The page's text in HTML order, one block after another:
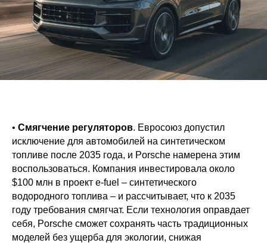
• Смягчение регуляторов. Евросоюз допустил
исключение для автомобилей на синтетическом
топливе после 2035 года, и Porsche намерена этим
воспользоваться. Компания инвестировала около
$100 млн в проект e-fuel – синтетического
водородного топлива – и рассчитывает, что к 2035
году требования смягчат. Если технология оправдает
себя, Porsche сможет сохранять часть традиционных
моделей без ущерба для экологии, снижая